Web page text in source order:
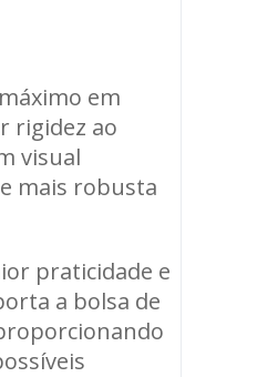
em
rigidez ao
visual
mais robusta
praticidade e
a bolsa de